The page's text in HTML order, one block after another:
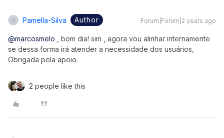
Pamella-Silva Author Forum|Forum|2 years ago
@marcosmelo , bom dia! sim , agora vou alinhar internamente
se dessa forma irá atender a necessidade dos usuários,
Obrigada pela apoio.
2 people like this